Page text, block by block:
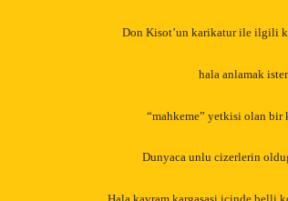
Don Kisot’un karikatur ile ilgili
hala anlamak
“mahkeme” yetkisi olan bir
Dunyaca unlu cizerlerin